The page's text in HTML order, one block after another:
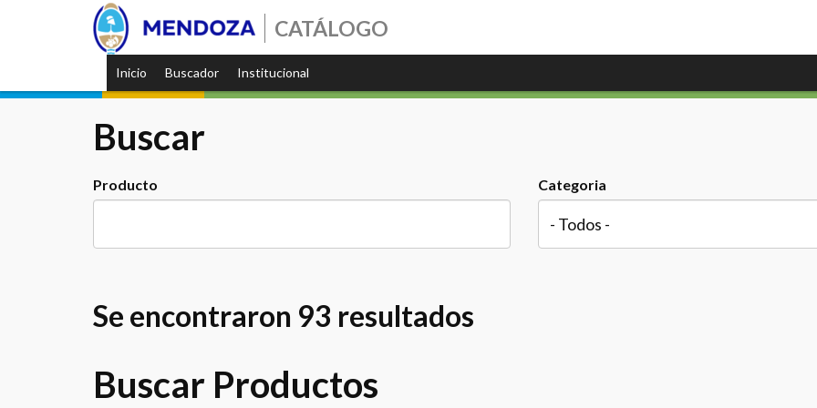
CATÁLOGO
Inicio Buscador Institucional
Buscar
Producto Categoria
Se encontraron 93 resultados
Buscar Productos